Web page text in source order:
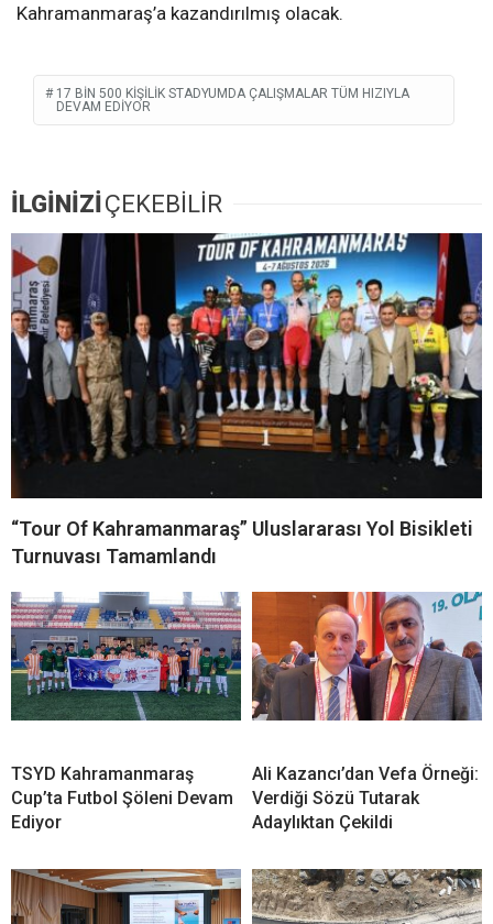
Kahramanmaraş’a kazandırılmış olacak.
17 BIN 500 KIŞILIK STADYUMDA ÇALIŞMALAR TÜM HIZIYLA
DEVAM EDIYOR
İLGİNİZİÇEKEBİLİR
“Tour Of Kahramanmaraş” Uluslararası Yol Bisikleti
Turnuvası Tamamlandı
TSYD Kahramanmaraş
Cup’ta Futbol Şöleni Devam
Ediyor
Ali Kazancı’dan Vefa Örneği:
Verdiği Sözü Tutarak
Adaylıktan Çekildi